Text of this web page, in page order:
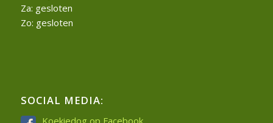
Za: gesloten
Zo: gesloten
SOCIAL MEDIA: